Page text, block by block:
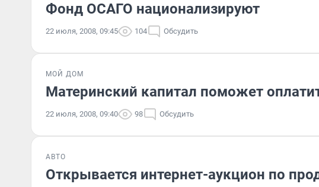
Фонд ОСАГО национализируют
22 июля, 2008, 09:45 104 Обсудить
МОЙ ДОМ
Материнский капитал поможет
22 июля, 2008, 09:40 98 Обсудить
АВТО
Открывается интернет-аукцион по